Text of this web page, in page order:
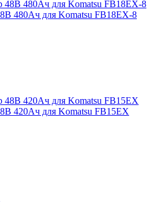
480Ач для Komatsu FB18EX-8
420Ач для Komatsu FB15EX